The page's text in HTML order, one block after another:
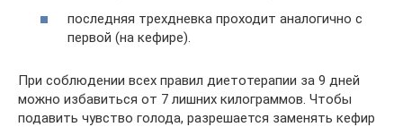
последняя трехдневка проходит аналогично с
первой (на кефире).
При соблюдении всех правил диетотерапии за 9 дней
можно избавиться от 7 лишних килограммов. Чтобы
подавить чувство голода, разрешается заменять кефир